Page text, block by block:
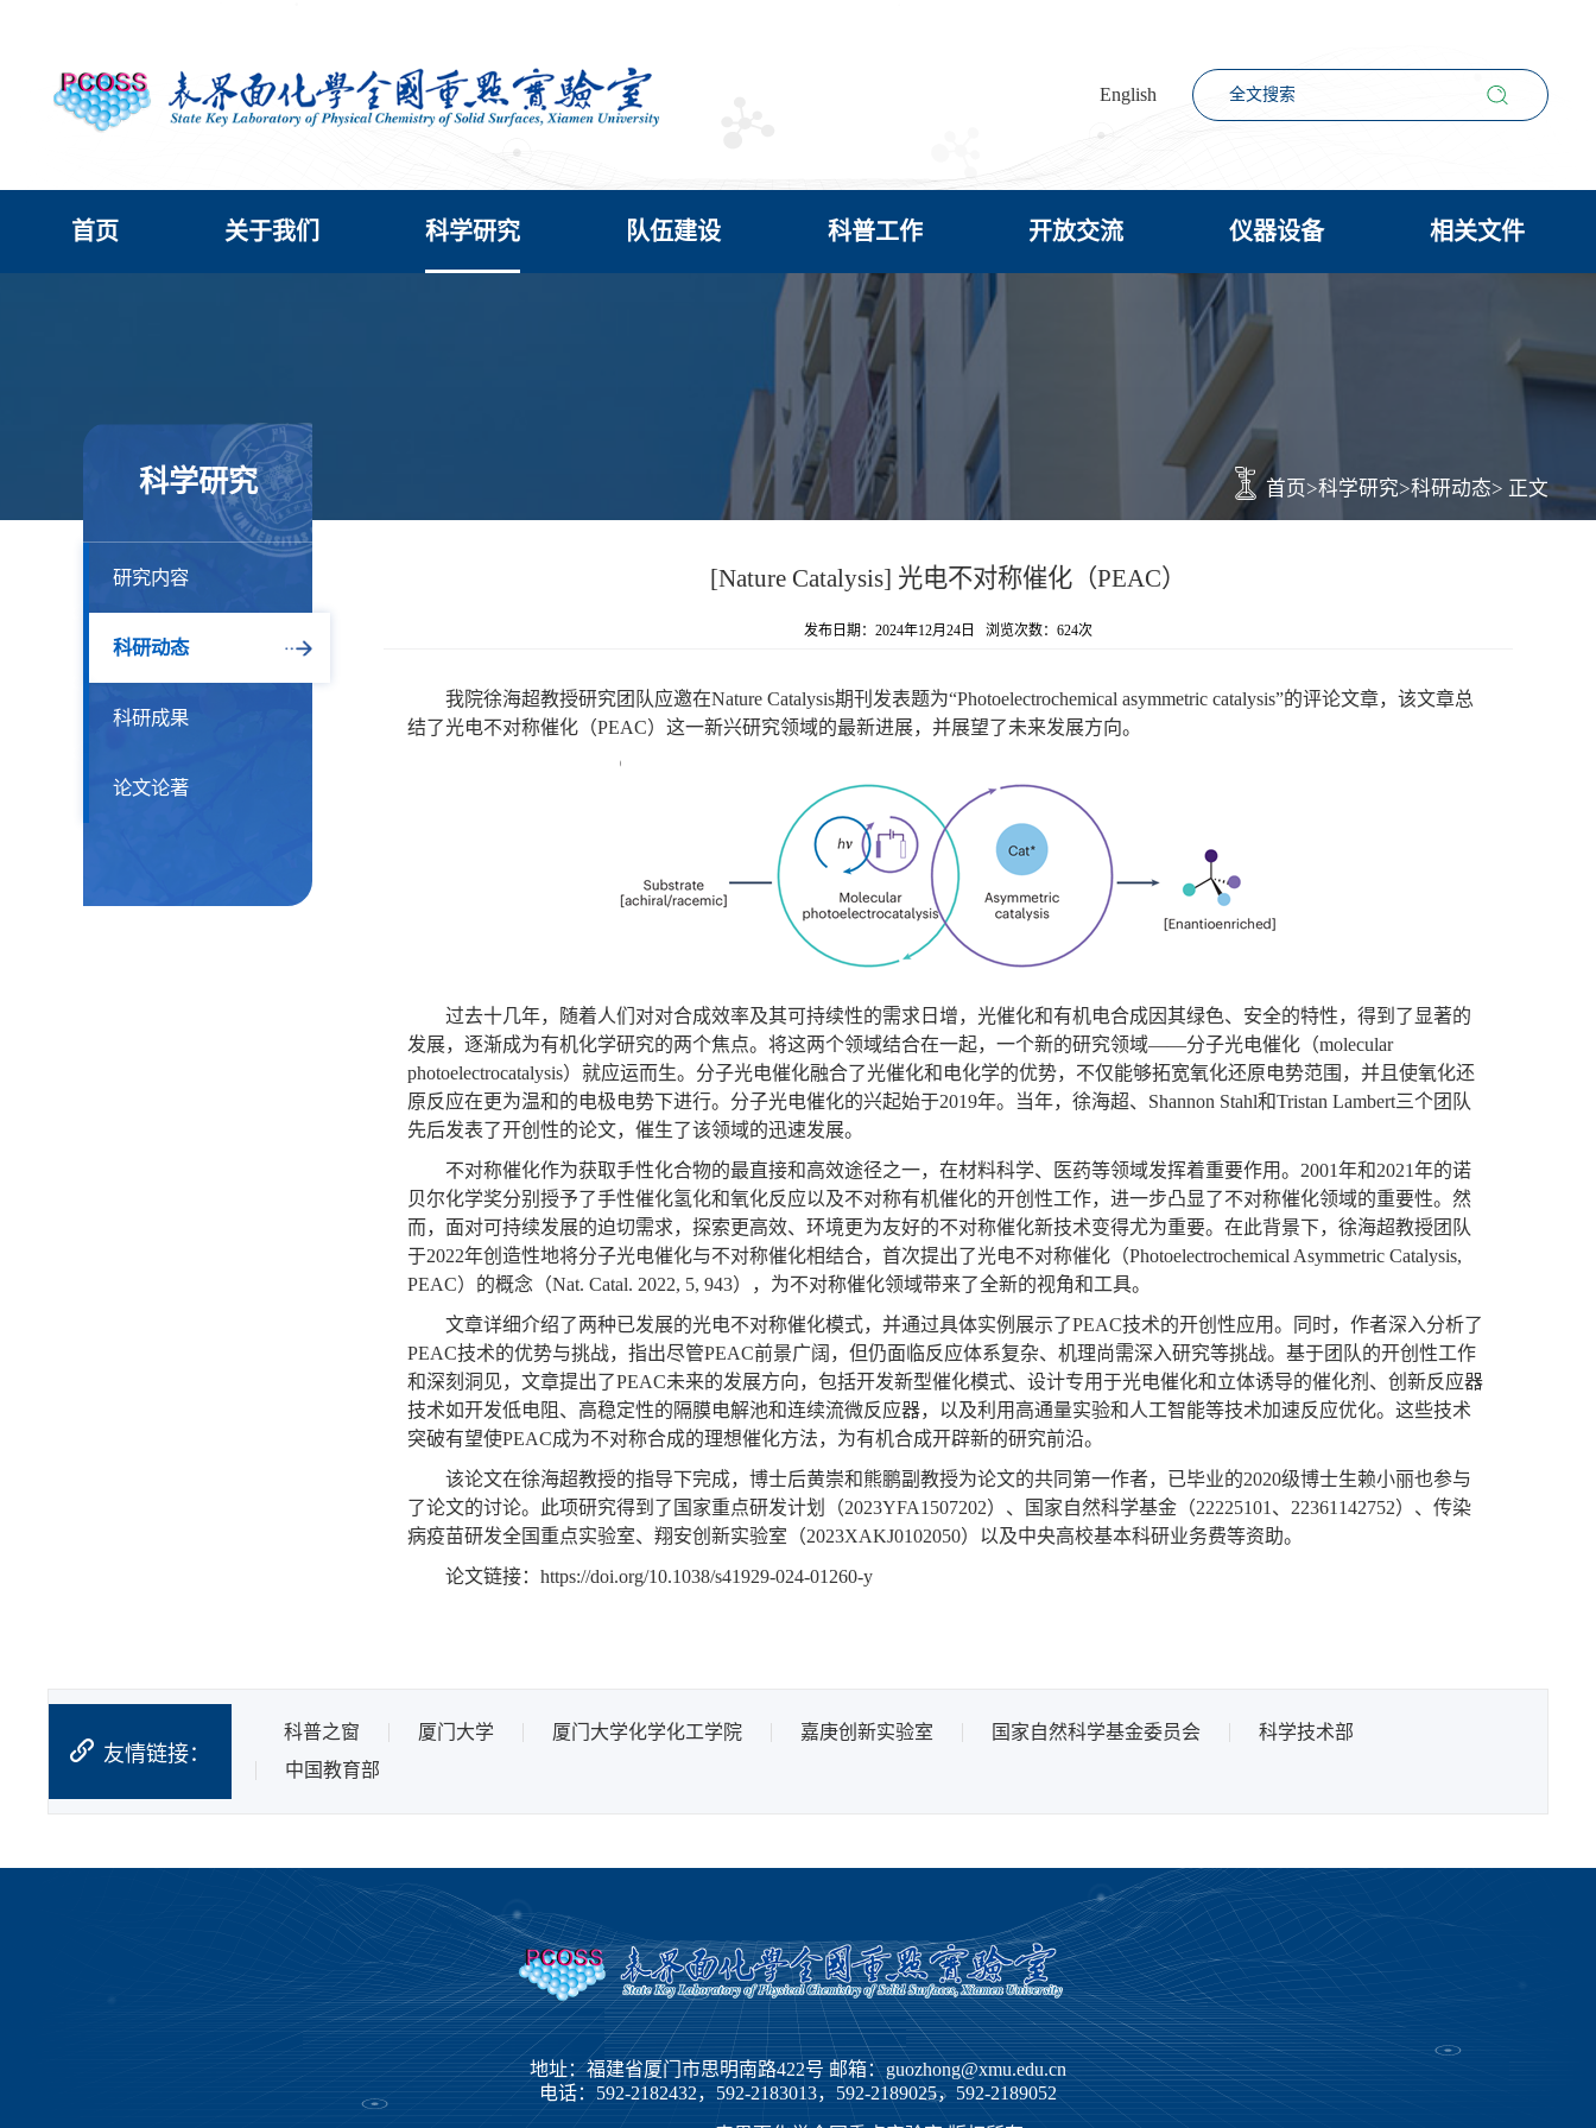
English
首页 关于我们 科学研究 队伍建设 科普工作 开放交流 仪器设备 相关文件
首页>科学研究>科研动态> 正文
科学研究
研究内容
科研动态
科研成果
论文论著
[Nature Catalysis] 光电不对称催化（PEAC）
发布日期：2024年12月24日 浏览次数： 624次
我院徐海超教授研究团队应邀在Nature Catalysis期刊发表题为“Photoelectrochemical asymmetric catalysis”的评论文章，该文章总
结了光电不对称催化（PEAC）这一新兴研究领域的最新进展，并展望了未来发展方向。
过去十几年，随着人们对对合成效率及其可持续性的需求日增，光催化和有机电合成因其绿色、安全的特性，得到了显著的
发展，逐渐成为有机化学研究的两个焦点。将这两个领域结合在一起，一个新的研究领域——分子光电催化（molecular
photoelectrocatalysis）就应运而生。分子光电催化融合了光催化和电化学的优势，不仅能够拓宽氧化还原电势范围，并且使氧化还
原反应在更为温和的电极电势下进行。分子光电催化的兴起始于2019年。当年，徐海超、 Shannon Stahl和Tristan Lambert三个团队
先后发表了开创性的论文，催生了该领域的迅速发展。
不对称催化作为获取手性化合物的最直接和高效途径之一，在材料科学、医药等领域发挥着重要作用。 2001年和2021年的诺
贝尔化学奖分别授予了手性催化氢化和氧化反应以及不对称有机催化的开创性工作，进一步凸显了不对称催化领域的重要性。然
而，面对可持续发展的迫切需求，探索更高效、环境更为友好的不对称催化新技术变得尤为重要。在此背景下，徐海超教授团队
于2022年创造性地将分子光电催化与不对称催化相结合，首次提出了光电不对称催化（Photoelectrochemical Asymmetric Catalysis,
PEAC）的概念（Nat. Catal. 2022, 5, 943），为不对称催化领域带来了全新的视角和工具。
文章详细介绍了两种已发展的光电不对称催化模式，并通过具体实例展示了PEAC技术的开创性应用。同时，作者深入分析了
PEAC技术的优势与挑战，指出尽管PEAC前景广阔，但仍面临反应体系复杂、机理尚需深入研究等挑战。基于团队的开创性工作
和深刻洞见，文章提出了PEAC未来的发展方向，包括开发新型催化模式、设计专用于光电催化和立体诱导的催化剂、创新反应器
技术如开发低电阻、高稳定性的隔膜电解池和连续流微反应器，以及利用高通量实验和人工智能等技术加速反应优化。这些技术
突破有望使PEAC成为不对称合成的理想催化方法，为有机合成开辟新的研究前沿。
该论文在徐海超教授的指导下完成，博士后黄崇和熊鹏副教授为论文的共同第一作者，已毕业的2020级博士生赖小丽也参与
了论文的讨论。此项研究得到了国家重点研发计划（2023YFA1507202）、国家自然科学基金（22225101 、 22361142752）、传染
病疫苗研发全国重点实验室、翔安创新实验室（2023XAKJ0102050）以及中央高校基本科研业务费等资助。
论文链接： https://doi.org/10.1038/s41929-024-01260-y
友情链接：
科普之窗 厦门大学 厦门大学化学化工学院 嘉庚创新实验室 国家自然科学基金委员会
科学技术部
中国教育部
地址：福建省厦门市思明南路422号 邮箱：guozhong@xmu.edu.cn
电话：592-2182432，592-2183013，592-2189025，592-2189052